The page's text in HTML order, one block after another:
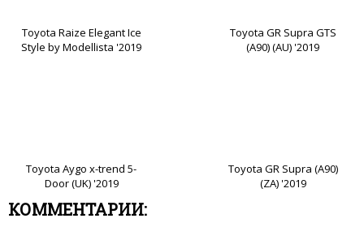
Toyota Raize Elegant Ice
Style by Modellista '2019
Toyota GR Supra GTS
(A90) (AU) '2019
Toyota Aygo x-trend 5-
Door (UK) '2019
Toyota GR Supra (A90)
(ZA) '2019
КОММЕНТАРИИ: